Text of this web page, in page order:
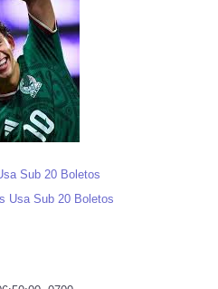
Sub 20 Boletos
Usa Sub 20 Boletos